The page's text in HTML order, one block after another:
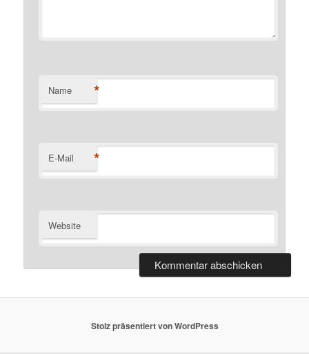
Name *
E-Mail *
Website
Stolz präsentiert von WordPress